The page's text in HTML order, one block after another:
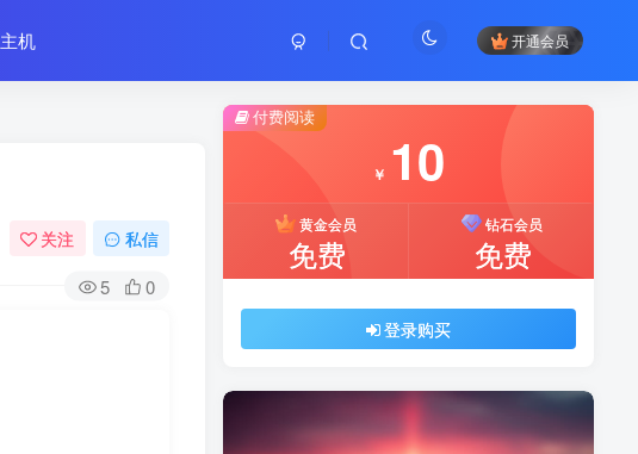
主机 开通会员
关注 私信
5 0
付费阅读
￥ 10
黄金会员
免费
钻石会员
免费
登录购买